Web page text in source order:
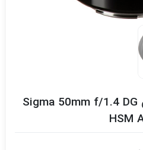
لنز سیگما مانت کانن Sigma 50mm f/1.4 DG
HSM